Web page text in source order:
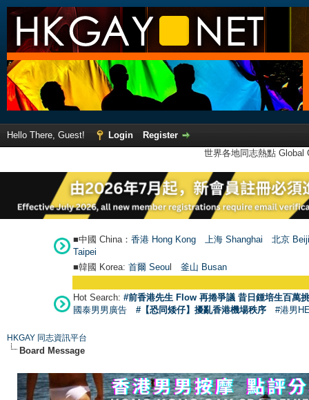
Hello There, Guest! Login
Register
世界各地同志熱點
■中國 China： 香港 Hong Kong 上海 Shanghai
北京
Taipei
■韓國 Korea: 首爾 Seoul 釜山 Busan
Hot Search: #前香港先生 Flow 再捲爭議 昔日鍾培生百萬
國泰男男廣告
#【恐同矮仔】擾亂香港機場秩序 #港男
HKGAY 同志資訊平台
Board Message